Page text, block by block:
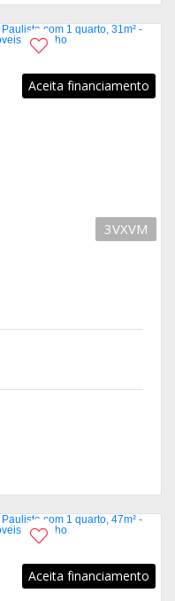
Aceita financiamento
3VXVM
Aceita financiamento